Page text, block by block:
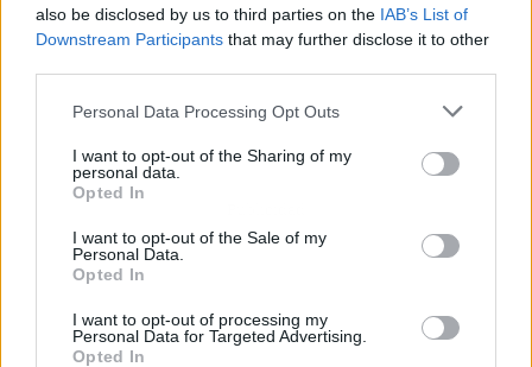
also be disclosed by us to third parties on the IAB’s List of
Downstream Participants that may further disclose it to other
Personal Data Processing Opt Outs
I want to opt-out of the Sharing of my
personal data.
Opted In
I want to opt-out of the Sale of my
Personal Data.
Opted In
I want to opt-out of processing my
Personal Data for Targeted Advertising.
Opted In